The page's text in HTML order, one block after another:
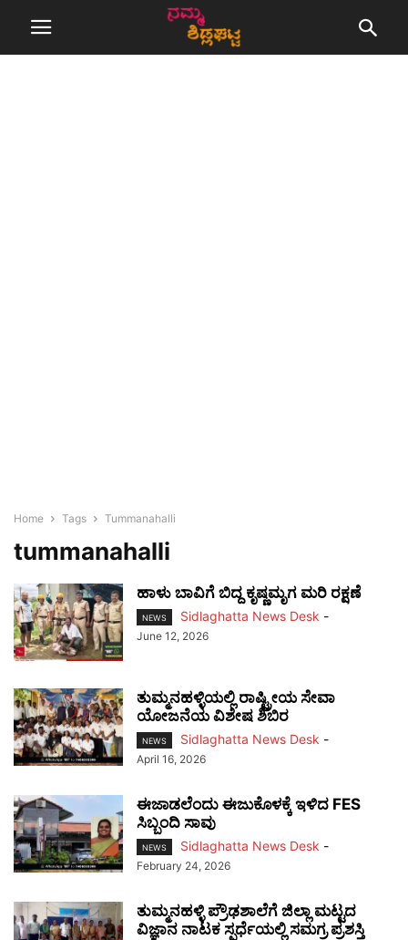
Home Tags Tummanahalli
tummanahalli
ಹಾಳು ಬಾವಿಗೆ ಬಿದ್ದ ಕೃಷ್ಣಮೃಗ ಮರಿ ರಕ್ಷಣೆ
NEWS Sidlaghatta News Desk -
June 12, 2026
ತುಮ್ಮನಹಳ್ಳಿಯಲ್ಲಿ ರಾಷ್ಟ್ರೀಯ ಸೇವಾ
ಯೋಜನೆಯ ವಿಶೇಷ ಶಿಬಿರ
NEWS Sidlaghatta News Desk -
April 16, 2026
ಈಜಾಡಲೆಂದು ಈಜುಕೊಳಕ್ಕೆ ಇಳಿದ FES
ಸಿಬ್ಬಂದಿ ಸಾವು
NEWS Sidlaghatta News Desk -
February 24, 2026
ತುಮ್ಮನಹಳ್ಳಿ ಪ್ರೌಢಶಾಲೆಗೆ ಜಿಲ್ಲಾ ಮಟ್ಟದ
ವಿಜ್ಞಾನ ನಾಟಕ ಸ್ಪರ್ಧೆಯಲ್ಲಿ ಸಮಗ್ರ ಪ್ರಶಸ್ತಿ